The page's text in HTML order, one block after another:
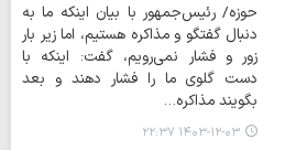
حوزه/ رئیس‌جمهور با بیان اینکه ما به
دنبال گفتگو و مذاکره هستیم، اما زیر بار
زور و فشار نمی‌رویم، گفت: اینکه با
دست گلوی ما را فشار دهند و بعد
بگویند مذاکره…
۱۴۰۳-۱۲-۰۳ ۲۲:۳۷